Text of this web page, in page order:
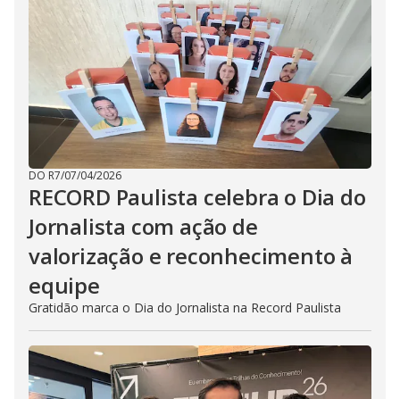
DO R7/07/04/2026
RECORD Paulista celebra o Dia do
Jornalista com ação de
valorização e reconhecimento à
equipe
Gratidão marca o Dia do Jornalista na Record Paulista